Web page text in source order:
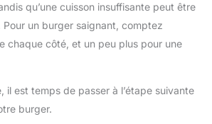
qu’une cuisson insuffisante peut être
Pour un burger saignant, comptez
chaque côté, et un peu plus pour une
il est temps de passer à l’étape suivante
burger.